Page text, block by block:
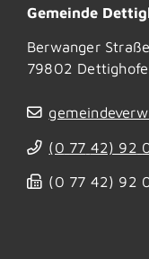
Gemeinde
Berwanger
79802
(0 77 42) 92
(0 77 42) 92